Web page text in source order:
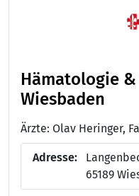
Hämatologie
Wiesbaden
Adresse:
65189